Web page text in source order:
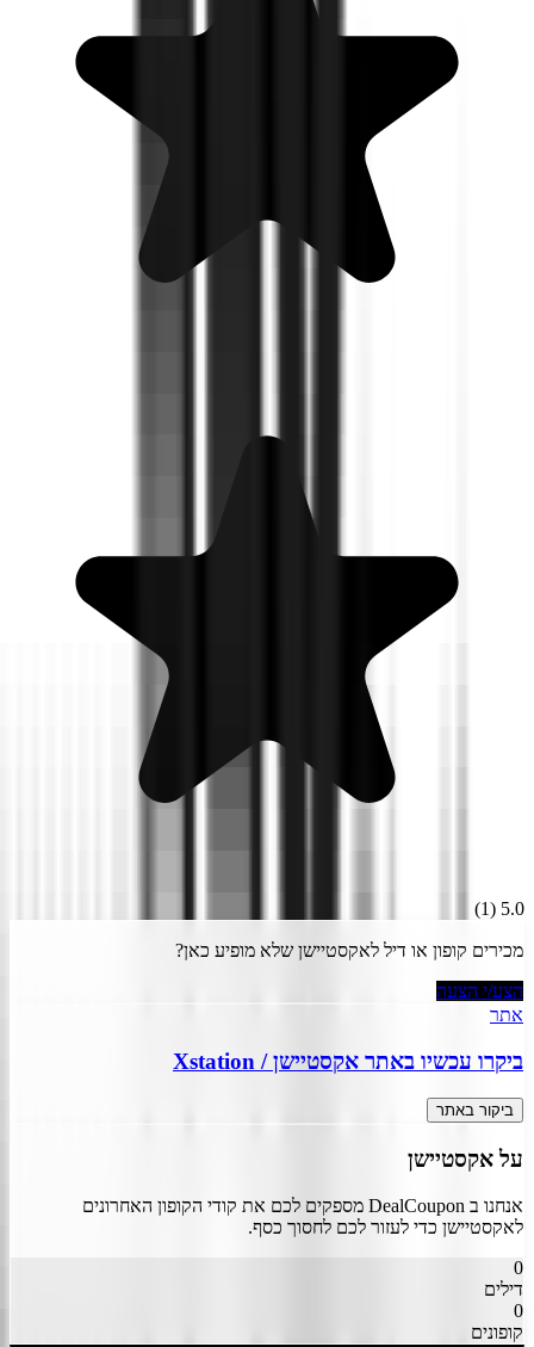
5.0
(
1
)
מכירים קופון או דיל לאקסטיישן שלא מופיע כאן?
הצע/י הצעה
אתר
ביקרו עכשיו באתר אקסטיישן/
Xstation
ביקור באתר
על אקסטיישן
אנחנו ב DealCoupon מספקים לכם את קודי הקופון האחרונים
לאקסטיישן כדי לעזור לכם לחסוך כסף.
0
דילים
0
קופונים